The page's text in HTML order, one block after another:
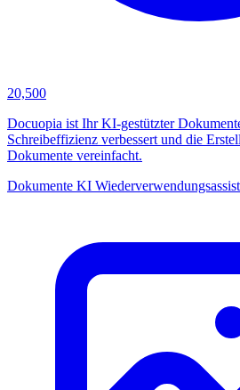
20,500
Docuopia ist Ihr KI-gestützter
Schreibeffizienz verbessert und die
Dokumente vereinfacht.
Dokumente KI